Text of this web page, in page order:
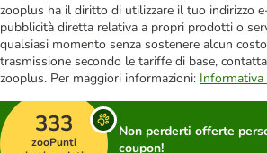
zooplus ha il diritto di utilizzare il tuo indirizzo
pubblicità diretta relativa a propri prodotti o
qualsiasi momento senza sostenere alcun
trasmissione secondo le tariffe di base,
zooplus. Per maggiori informazioni: Informativa
333
zooPunti
Non perderti offerte
coupon!